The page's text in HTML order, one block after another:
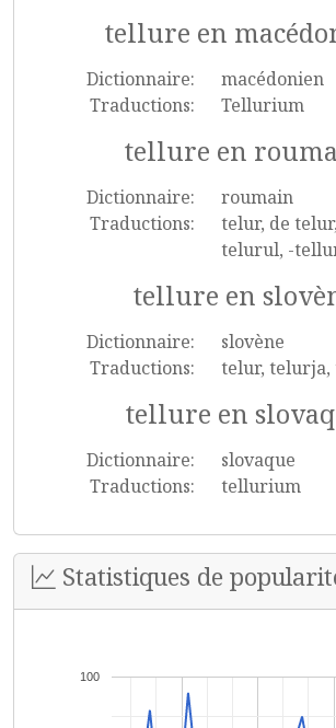
tellure en
Dictionnaire:
macédonien
Traductions:
Tellurium
tellure en
Dictionnaire:
roumain
Traductions:
telur, de
telurul, -
tellure en
Dictionnaire:
slovène
Traductions:
telur, telurja,
tellure en
Dictionnaire:
slovaque
Traductions:
tellurium
Statistiques de
100